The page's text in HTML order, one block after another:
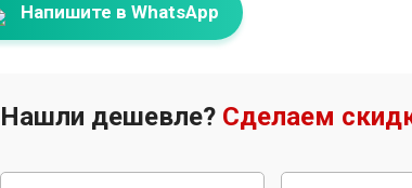
Напишите в WhatsApp
Нашли дешевле? Сделаем